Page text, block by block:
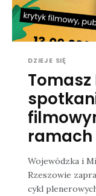
DZIEJE SIĘ
Tomasz
ramach
Wojewódzka i
Rzeszowie zaprasza na Letnie
cykl